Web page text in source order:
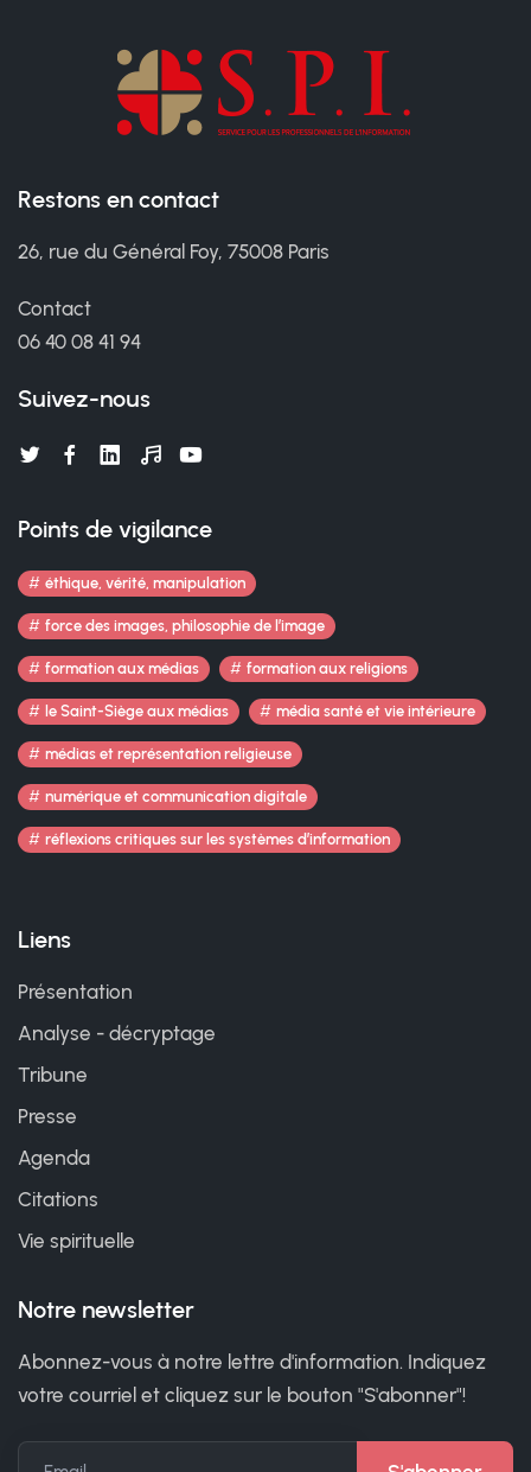
Restons en contact
26, rue du Général Foy, 75008 Paris
Contact
06 40 08 41 94
Suivez-nous
Points de vigilance
éthique, vérité, manipulation
force des images, philosophie de l’image
formation aux médias formation aux religions
le Saint-Siège aux médias média santé et vie intérieure
médias et représentation religieuse
numérique et communication digitale
réflexions critiques sur les systèmes d’information
Liens
Présentation
Analyse - décryptage
Tribune
Presse
Agenda
Citations
Vie spirituelle
Notre newsletter
Abonnez-vous à notre lettre d'information. Indiquez
votre courriel et cliquez sur le bouton "S'abonner"!